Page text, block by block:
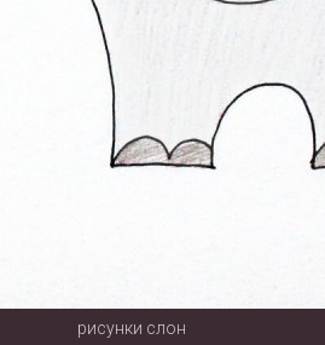
рисунки слон